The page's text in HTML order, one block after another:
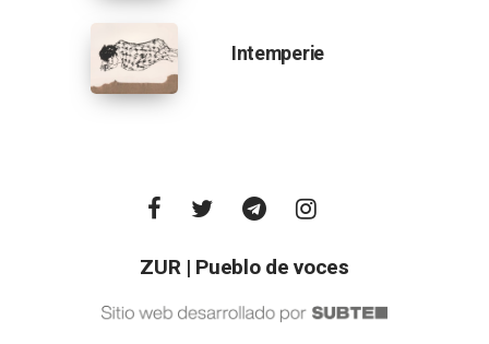
Intemperie
ZUR | Pueblo de voces